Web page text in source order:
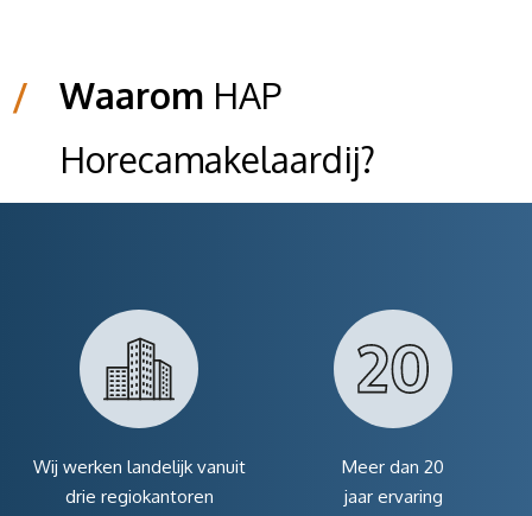
/ Waarom HAP
Horecamakelaardij?
Wij werken landelijk vanuit
drie regiokantoren
Meer dan 20
jaar ervaring